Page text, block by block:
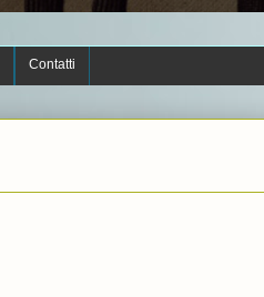
Contatti